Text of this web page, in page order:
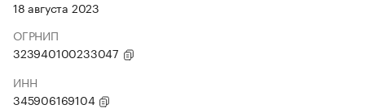
18 августа 2023
ОГРНИП
323940100233047
ИНН
345906169104